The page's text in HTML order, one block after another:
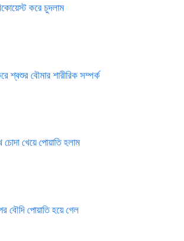
করে চুদলাম
শ্বশুর বৌমার শারীরিক সম্পর্ক
খেয়ে পোয়াতি হলাম
বৌদি পোয়াতি হয়ে গেল